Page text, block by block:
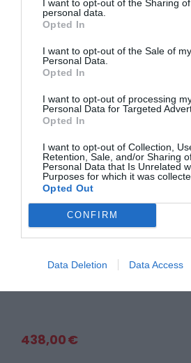
I want to opt-out of the Sharing
personal data.
Opted In
I want to opt-out of the Sale of my
Personal Data.
Opted In
I want to opt-out of processing
Personal Data for Targeted
Opted In
I want to opt-out of Collection,
Retention, Sale, and/or Sharing
Personal Data that Is Unrelated
Purposes for which it was
Opted Out
CONFIRM
Data Deletion Data Access
420,00 €
Čln Kolibri K-250T šedý
438,00 €